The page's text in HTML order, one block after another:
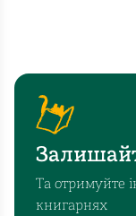
Та отримуйте
книгарнях